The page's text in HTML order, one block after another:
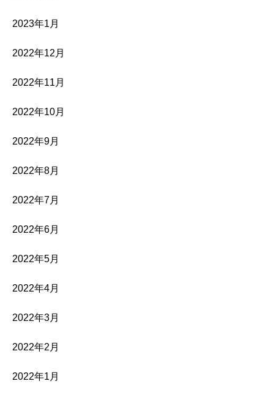
2023年1月
2022年12月
2022年11月
2022年10月
2022年9月
2022年8月
2022年7月
2022年6月
2022年5月
2022年4月
2022年3月
2022年2月
2022年1月